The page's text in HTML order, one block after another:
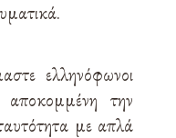
ελληνόφωνοι
αποκομμένη την
με απλά